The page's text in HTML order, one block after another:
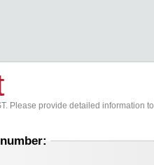
Please provide detailed information to